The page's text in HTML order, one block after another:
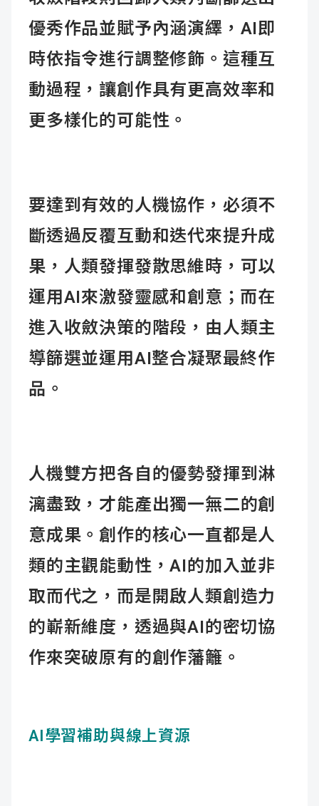
優秀作品並賦予內涵演繹，AI即
時依指令進行調整修飾。這種互
動過程，讓創作具有更高效率和
更多樣化的可能性。
要達到有效的人機協作，必須不
斷透過反覆互動和迭代來提升成
果，人類發揮發散思維時，可以
運用AI來激發靈感和創意；而在
進入收斂決策的階段，由人類主
導篩選並運用AI整合凝聚最終作
品。
人機雙方把各自的優勢發揮到淋
漓盡致，才能產出獨一無二的創
意成果。創作的核心一直都是人
類的主觀能動性，AI的加入並非
取而代之，而是開啟人類創造力
的嶄新維度，透過與AI的密切協
作來突破原有的創作藩籬。
AI學習補助與線上資源